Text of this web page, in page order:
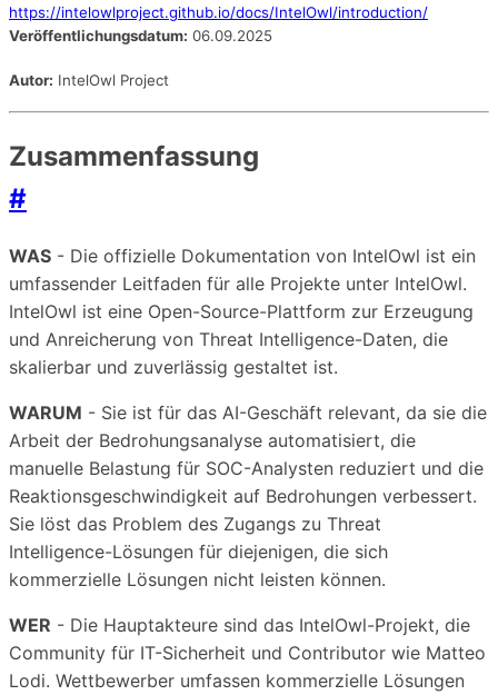
https://intelowlproject.github.io/docs/IntelOwl/introduction/
Veröffentlichungsdatum: 06.09.2025
Autor: IntelOwl Project
Zusammenfassung
#
WAS - Die offizielle Dokumentation von IntelOwl ist ein
umfassender Leitfaden für alle Projekte unter IntelOwl.
IntelOwl ist eine Open-Source-Plattform zur Erzeugung
und Anreicherung von Threat Intelligence-Daten, die
skalierbar und zuverlässig gestaltet ist.
WARUM - Sie ist für das AI-Geschäft relevant, da sie die
Arbeit der Bedrohungsanalyse automatisiert, die
manuelle Belastung für SOC-Analysten reduziert und die
Reaktionsgeschwindigkeit auf Bedrohungen verbessert.
Sie löst das Problem des Zugangs zu Threat
Intelligence-Lösungen für diejenigen, die sich
kommerzielle Lösungen nicht leisten können.
WER - Die Hauptakteure sind das IntelOwl-Projekt, die
Community für IT-Sicherheit und Contributor wie Matteo
Lodi. Wettbewerber umfassen kommerzielle Lösungen